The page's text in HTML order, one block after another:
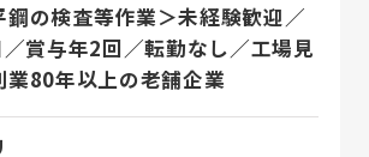
鋼の検査等作業＞未経験歓迎／
賞与年2回／転勤なし／工場見
業80年以上の老舗企業